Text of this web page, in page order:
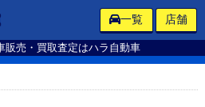
販売・買取査定はハラ自動車
一覧 店舗